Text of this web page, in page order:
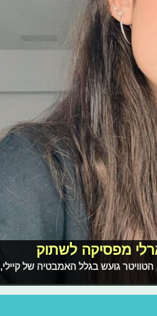
מפסיקה לשתוק
גועש בגלל האמבטיה של קיילי,